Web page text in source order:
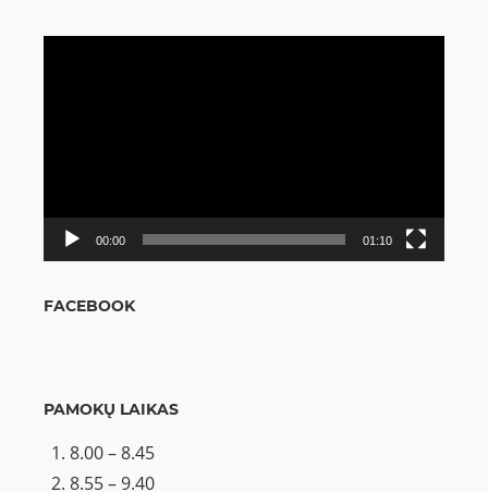
00:00 01:10
FACEBOOK
PAMOKŲ LAIKAS
8.00 – 8.45
8.55 – 9.40